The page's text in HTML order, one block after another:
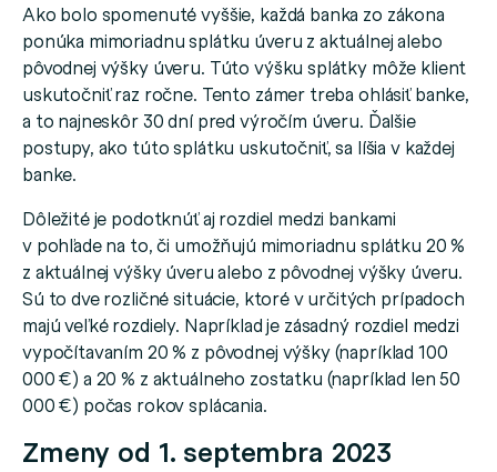
Ako bolo spomenuté vyššie, každá banka zo zákona
ponúka mimoriadnu splátku úveru z aktuálnej alebo
pôvodnej výšky úveru. Túto výšku splátky môže klient
uskutočniť raz ročne. Tento zámer treba ohlásiť banke,
a to najneskôr 30 dní pred výročím úveru. Ďalšie
postupy, ako túto splátku uskutočniť, sa líšia v každej
banke.
Dôležité je podotknúť aj rozdiel medzi bankami
v pohľade na to, či umožňujú mimoriadnu splátku 20 %
z aktuálnej výšky úveru alebo z pôvodnej výšky úveru.
Sú to dve rozličné situácie, ktoré v určitých prípadoch
majú veľké rozdiely. Napríklad je zásadný rozdiel medzi
vypočítavaním 20 % z pôvodnej výšky (napríklad 100
000 €) a 20 % z aktuálneho zostatku (napríklad len 50
000 €) počas rokov splácania.
Zmeny od 1. septembra 2023